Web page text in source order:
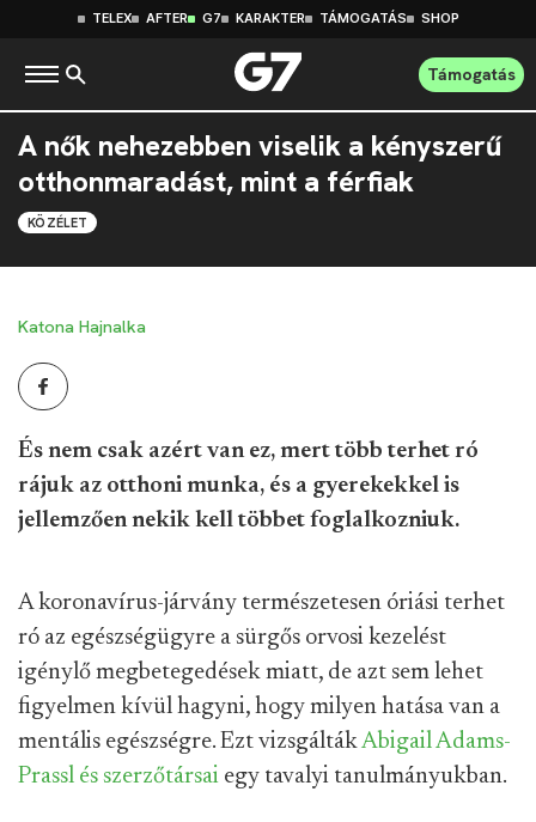
TELEX AFTER G7 KARAKTER TÁMOGATÁS SHOP
Támogatás
A nők nehezebben viselik a kényszerű
otthonmaradást, mint a férfiak
KÖZÉLET
Katona Hajnalka
És nem csak azért van ez, mert több terhet ró
rájuk az otthoni munka, és a gyerekekkel is
jellemzően nekik kell többet foglalkozniuk.
A koronavírus-járvány természetesen óriási terhet
ró az egészségügyre a sürgős orvosi kezelést
igénylő megbetegedések miatt, de azt sem lehet
figyelmen kívül hagyni, hogy milyen hatása van a
mentális egészségre. Ezt vizsgáltákAbigail Adams-
Prassl és szerzőtársai egy tavalyi tanulmányukban.